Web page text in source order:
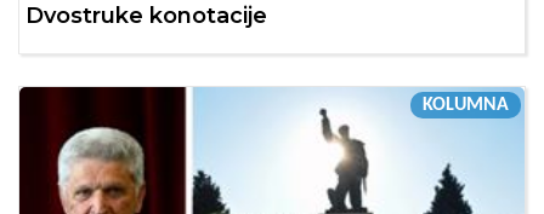
Dvostruke konotacije
KOLUMNA